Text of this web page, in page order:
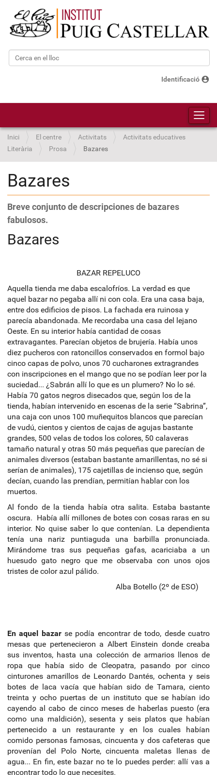
Cerca
Identificació account_circle
Inici El centre Activitats
Activitats educatives
Literària
Prosa Bazares
Bazares
Breve conjunto de descripciones de bazares
fabulosos.
Bazares
BAZAR REPELUCO
Aquella tienda me daba escalofríos. La verdad es que
aquel bazar no pegaba allí ni con cola. Era una casa baja,
entre dos edificios de pisos. La fachada era ruinosa y
parecía abandonada. Me recordaba una casa del lejano
Oeste. En su interior había cantidad de cosas
extravagantes. Parecían objetos de brujería. Había unos
diez pucheros con ratoncillos conservados en formol bajo
cinco capas de polvo, unos 70 cucharones extragrandes
con inscripciones en el mango que no se podían leer por la
suciedad... ¿Sabrán allí lo que es un plumero? No lo sé.
Había 70 gatos negros disecados que, según los de la
tienda, habían intervenido en escenas de la serie “Sabrina”,
una caja con unos 100 muñequitos blancos que parecían
de vudú, cientos y cientos de cajas de agujas bastante
grandes, 500 velas de todos los colores, 50 calaveras
tamaño natural y otras 50 más pequeñas que parecían de
animales diversos (estaban bastante amarillentas, no sé si
serían de animales), 175 cajetillas de incienso que, según
decían, cuando las prendían, permitían hablar con los
muertos.
Al fondo de la tienda había otra salita. Estaba bastante
oscura. Había allí millones de botes con cosas raras en su
interior. No quise saber lo que contenían. La dependienta
tenía una nariz puntiaguda una barbilla pronunciada.
Mirándome tras sus pequeñas gafas, acariciaba a un
huesudo gato negro que me observaba con unos ojos
tristes de color azul pálido.
Alba Botello (2º de ESO)
En aquel bazarse podía encontrar de todo, desde cuatro
mesas que pertenecieron a Albert Einstein donde creaba
sus inventos, hasta una colección de armarios llenos de
ropa que había sido de Cleopatra, pasando por cinco
cinturones amarillos de Leonardo Dantés, ochenta y seis
botes de laca vacía que habían sido de Tamara, ciento
treinta y ocho puertas de un instituto que se habían ido
cayendo al cabo de cinco meses de haberlas puesto (era
como una maldición), sesenta y seis platos que habían
pertenecido a un restaurante y en los cuales habían
comido personas famosas, cincuenta y dos cafeteras que
provenían del Polo Norte, cincuenta maletas llenas de
agua... En fin, este bazar no te lo puedes perder: allí vas a
encontrar todo lo que necesites.